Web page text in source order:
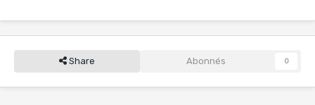
Share Abonnés 0